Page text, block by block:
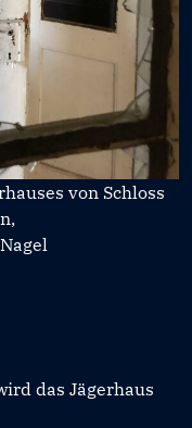
von Schloss
das Jägerhaus